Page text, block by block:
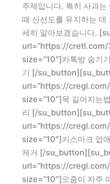
주제입니다. 특히 사과
때 신선도를 유지하는
세히 알아보겠습니다.
url=”https://cretl.com/
size=”10″]카톡방 숨기
기 [/
url=”https://cregl.com/
size=”10″]목 길어지는
리 [/
url=”https://cregl.com/
size=”10″]키스마크 없
제거 [/
url=”https://cregl.com/
size=”10″]오줌이 자주